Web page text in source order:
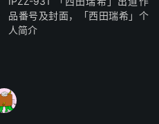
品番号及封面，「西田瑞希」个
人简介